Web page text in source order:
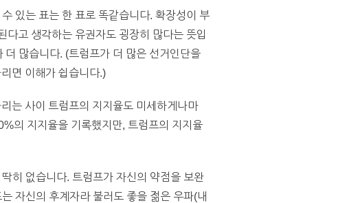
있는 표는 한 표로 똑같습니다. 확장성이 부
고 생각하는 유권자도 굉장히 많다는 뜻입
더 많습니다. (트럼프가 더 많은 선거인단을
면 이해가 쉽습니다.)
는 사이 트럼프의 지지율도 미세하게나마
의 지지율을 기록했지만, 트럼프의 지지율
히 없습니다. 트럼프가 자신의 약점을 보완
자신의 후계자라 불러도 좋을 젊은 우파(내